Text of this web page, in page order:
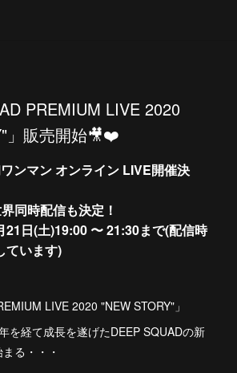
PREMIUM LIVE 2020
」販売開始🎥❤️
ンマン オンライン LIVE開催決
同時配信も決定！
21日(土)19:00 〜 21:30まで(配信時
ています)
LIVE 2020 "NEW STORY"」
を経て成長を遂げたDEEP SQUADの新
る・・・